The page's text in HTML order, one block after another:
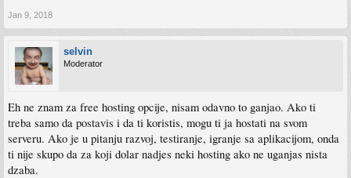
Jan 9, 2018
selvin
Moderator
Eh ne znam za free hosting opcije, nisam odavno to ganjao. Ako ti
treba samo da postavis i da ti koristis, mogu ti ja hostati na svom
serveru. Ako je u pitanju razvoj, testiranje, igranje sa aplikacijom, onda
ti nije skupo da za koji dolar nadjes neki hosting ako ne uganjas nista
dzaba.